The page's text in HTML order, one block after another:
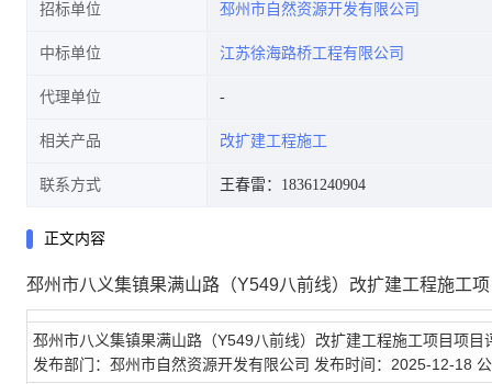
招标单位 邳州市自然资源开发有限公司
中标单位 江苏徐海路桥工程有限公司
代理单位
相关产品 改扩建工程施工
联系方式 王春雷：18361240904
正文内容
邳州市八义集镇果满山路（Y549八前线）改扩建工程施工
邳州市八义集镇果满山路（Y549八前线）改扩建工程施工项目项目
发布部门： 邳州市自然资源开发有限公司 发布时间： 2025-12-18